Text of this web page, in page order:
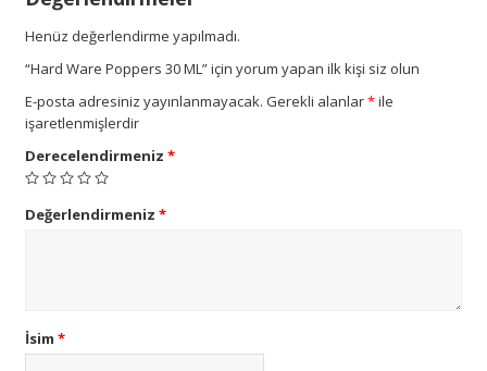
Henüz değerlendirme yapılmadı.
“Hard Ware Poppers 30 ML” için yorum yapan ilk kişi siz olun
E-posta adresiniz yayınlanmayacak. Gerekli alanlar*ile
işaretlenmişlerdir
Derecelendirmeniz *
Değerlendirmeniz *
İsim *